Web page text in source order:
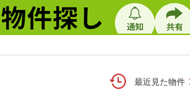
最近見た物件